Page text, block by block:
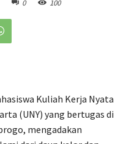
0 100
Kuliah Kerja Nyata
(UNY) yang bertugas di
mengadakan